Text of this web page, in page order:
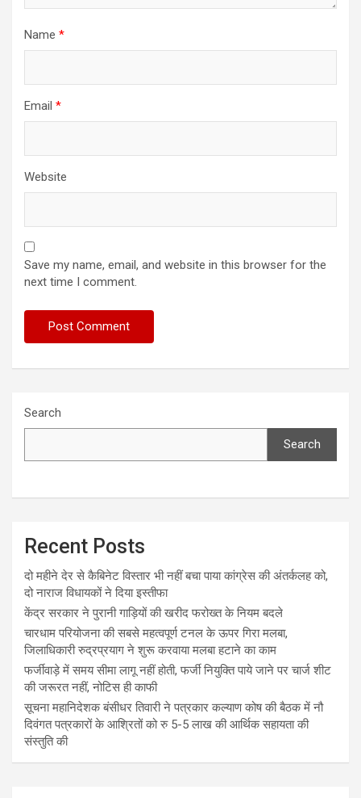
Name *
Email *
Website
Save my name, email, and website in this browser for the
next time I comment.
Search
Search
Recent Posts
दो महीने देर से कैबिनेट विस्तार भी नहीं बचा पाया कांग्रेस की अंतर्कलह को,
दो नाराज विधायकों ने दिया इस्तीफा
केंद्र सरकार ने पुरानी गाड़ियों की खरीद फरोख्त के नियम बदले
चारधाम परियोजना की सबसे महत्वपूर्ण टनल के ऊपर गिरा मलबा,
जिलाधिकारी रुद्रप्रयाग ने शुरू करवाया मलबा हटाने का काम
फर्जीवाड़े में समय सीमा लागू नहीं होती, फर्जी नियुक्ति पाये जाने पर चार्ज शीट
की जरूरत नहीं, नोटिस ही काफी
सूचना महानिदेशक बंसीधर तिवारी ने पत्रकार कल्याण कोष की बैठक में नौ
दिवंगत पत्रकारों के आश्रितों को रु 5-5 लाख की आर्थिक सहायता की
संस्तुति की